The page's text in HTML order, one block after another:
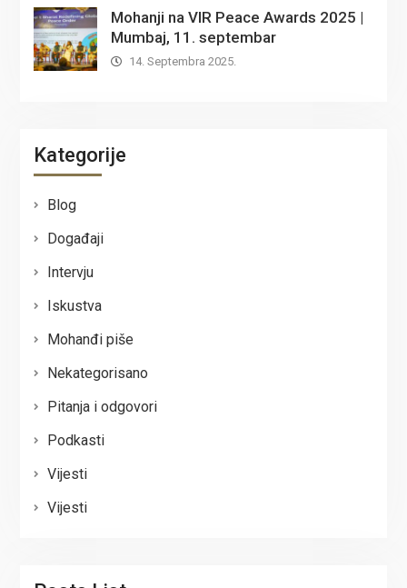
Mohanji na VIR Peace Awards 2025 |
Mumbaj, 11. septembar
14. Septembra 2025.
Kategorije
Blog
Događaji
Intervju
Iskustva
Mohanđi piše
Nekategorisano
Pitanja i odgovori
Podkasti
Vijesti
Vijesti